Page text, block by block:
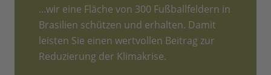
...wir eine Fläche von 300 Fußballfeldern in
Brasilien schützen und erhalten. Damit
leisten Sie einen wertvollen Beitrag zur
Reduzierung der Klimakrise.